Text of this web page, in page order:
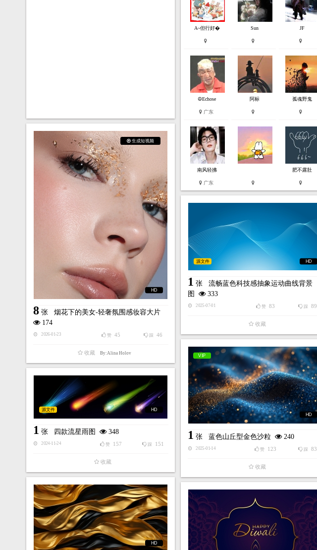
A~但行好� Sun JF
☮Echose
广东
阿标 孤魂野鬼
南风轻拂
广东
肥不露肚
生成短视频
HD
8张 烟花下的美女-轻奢氛围感妆容大片
174
2026-01-23 踩 46
赞 45
收藏 By:Alina Holov
HD
源文件
1 张 流畅蓝色科技感抽象运动曲线背景
图
333
2025-07-01 踩 89
赞 83
收藏
VIP
HD
1 张 蓝色山丘型金色沙粒 240
2025-01-14 踩 83
赞 123
收藏
HD
源文件
1 张 四款流星雨图 348
2024-11-24 踩 151
赞 157
收藏
HD